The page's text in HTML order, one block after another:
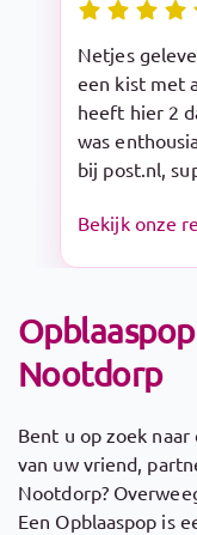
Snelle
De Sarah
Bekijk onze
Nootdorp
Bent u op zoek
van uw vriend,
Nootdorp?
Een Opblaaspop is